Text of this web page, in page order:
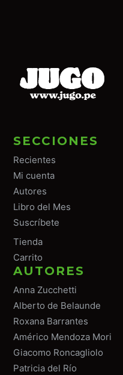
SECCIONES
Recientes
Mi cuenta
Autores
Libro del Mes
Suscríbete
Tienda
Carrito
AUTORES
Anna Zucchetti
Alberto de Belaunde
Roxana Barrantes
Américo Mendoza Mori
Giacomo Roncagliolo
Patricia del Río